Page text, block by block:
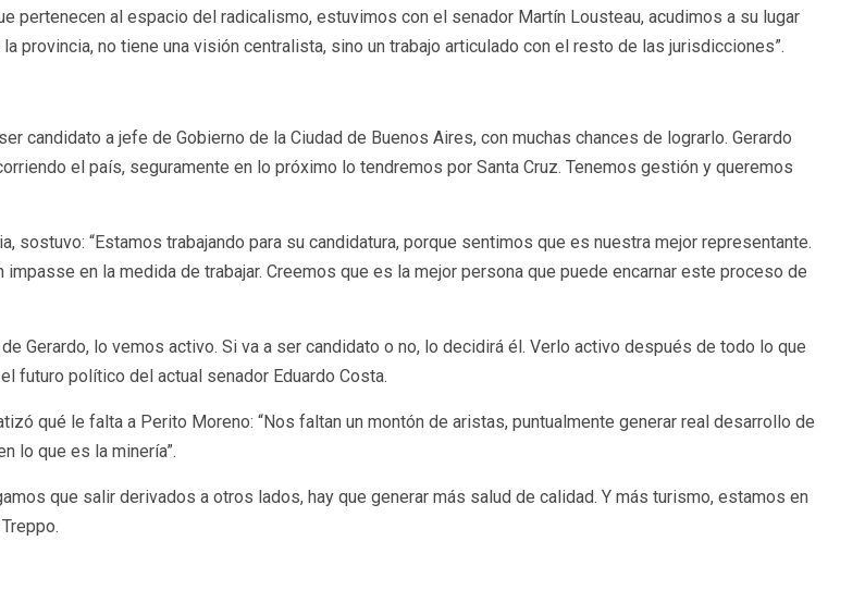
pertenecen al espacio del radicalismo, estuvimos con el senador Martín Lousteau, acudimos a su lugar
provincia, no tiene una visión centralista, sino un trabajo articulado con el resto de las jurisdicciones”.
candidato a jefe de Gobierno de la Ciudad de Buenos Aires, con muchas chances de lograrlo. Gerardo
el país, seguramente en lo próximo lo tendremos por Santa Cruz. Tenemos gestión y queremos
sostuvo: “Estamos trabajando para su candidatura, porque sentimos que es nuestra mejor representante.
en la medida de trabajar. Creemos que es la mejor persona que puede encarnar este proceso de
Gerardo, lo vemos activo. Si va a ser candidato o no, lo decidirá él. Verlo activo después de todo lo que
futuro político del actual senador Eduardo Costa.
qué le falta a Perito Moreno: “Nos faltan un montón de aristas, puntualmente generar real desarrollo de
lo que es la minería”.
que salir derivados a otros lados, hay que generar más salud de calidad. Y más turismo, estamos en